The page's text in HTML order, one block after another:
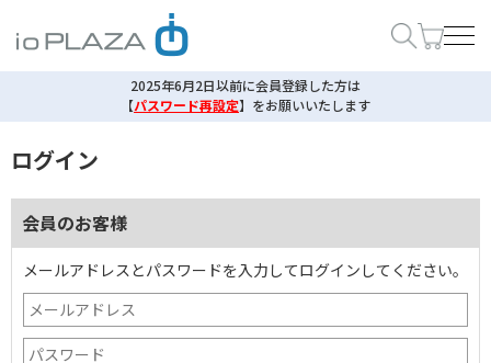
2025年6月2日以前に会員登録した方は
【パスワード再設定】 をお願いいたします
ログイン
会員のお客様
メールアドレスとパスワードを入力してログインしてください。